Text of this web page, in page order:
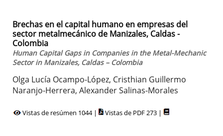
Brechas en el capital humano en empresas del
sector metalmecánico de Manizales, Caldas -
Colombia
Human Capital Gaps in Companies in the Metal-Mechanic
Sector in Manizales, Caldas – Colombia
Olga Lucía Ocampo-López, Cristhian Guillermo
Naranjo-Herrera, Alexander Salinas-Morales
Vistas de resúmen 1044 | Vistas de PDF 273 |